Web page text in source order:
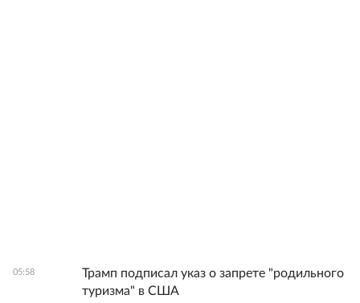
05:58
Трамп подписал указ о запрете "родильного
туризма" в США